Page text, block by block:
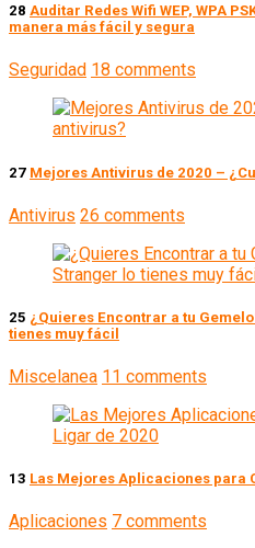
28 Auditar Redes Wifi WEP, WPA
manera más fácil y segura
Seguridad 18 comments
27 Mejores Antivirus de 2020 –
Antivirus 26 comments
25 ¿Quieres Encontrar a tu
tienes muy fácil
Miscelanea 11 comments
13 Las Mejores Aplicaciones para
Aplicaciones 7 comments